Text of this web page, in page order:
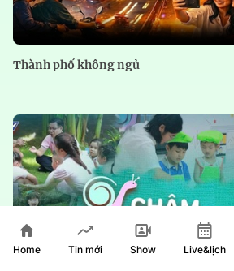
Thành phố không ngủ
Home Tin mới Show Live&lịch